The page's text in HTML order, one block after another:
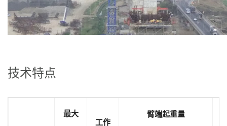
技术特点
最大
工作
臂端起重量